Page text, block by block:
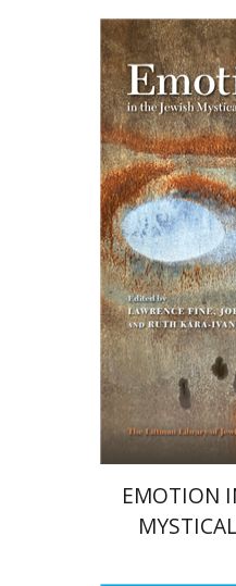
קניאל
ג'ואל
מודפס
EMOTION